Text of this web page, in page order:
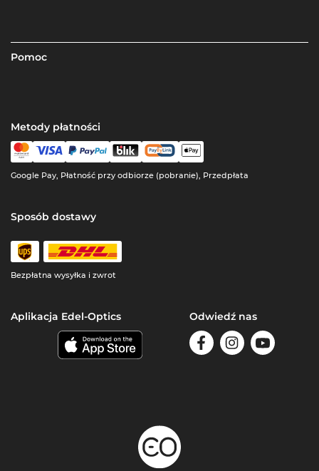
Pomoc
Metody płatności
Google Pay, Płatność przy odbiorze (pobranie), Przedpłata
Sposób dostawy
Bezpłatna wysyłka i zwrot
Aplikacja Edel-Optics Odwiedź nas